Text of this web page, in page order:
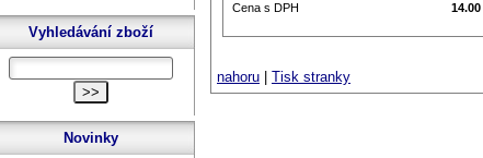
Cena s DPH
14.00
nahoru Tisk stranky
Vyhledávání zboží
Novinky